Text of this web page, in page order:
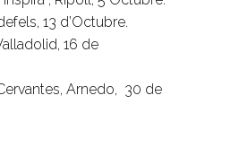
13 d’Octubre.
16 de
Arnedo, 30 de